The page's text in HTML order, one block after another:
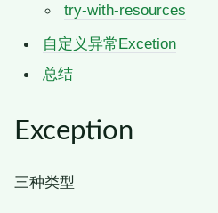
try-with-resources
自定义异常Excetion
总结
Exception
三种类型